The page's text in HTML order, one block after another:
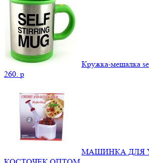
Кружка-мешалка
260. p
МАШИНКА ДЛЯ